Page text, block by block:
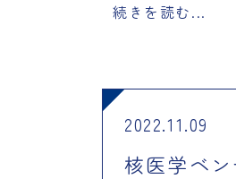
続きを読む...
2022.11.09
核医学ベ